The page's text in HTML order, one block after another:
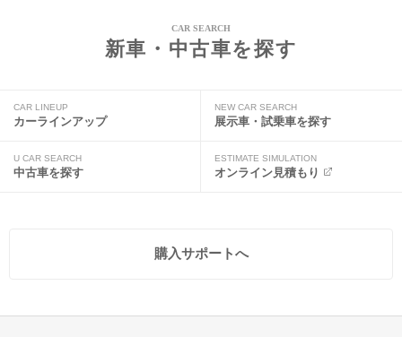
CAR SEARCH
新車・中古車を探す
CAR LINEUP
カーラインアップ
NEW CAR SEARCH
展示車・試乗車を探す
U CAR SEARCH
中古車を探す
ESTIMATE SIMULATION
オンライン見積もり
購入サポートへ